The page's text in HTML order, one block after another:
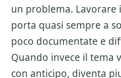
un problema.
porta quasi sempre a
poco documentate e
Quando invece il tema
con anticipo, diventa